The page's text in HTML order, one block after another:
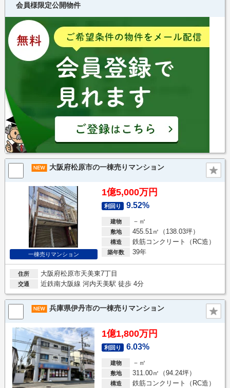
会員様限定公開物件
大阪府松原市の一棟売りマンション
一棟売りマンション
1億5,000万円
利回り 9.52%
建物 －㎡
敷地 455.51㎡（138.03坪）
構造 鉄筋コンクリート（RC造）
築年数 39年
住所 大阪府松原市天美東7丁目
交通 近鉄南大阪線 河内天美駅 徒歩 4分
兵庫県伊丹市の一棟売りマンション
1億1,800万円
利回り 6.03%
建物 －㎡
敷地 311.00㎡（94.24坪）
構造 鉄筋コンクリート（RC造）